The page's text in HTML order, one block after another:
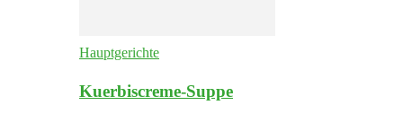
Hauptgerichte
Kuerbiscreme-Suppe